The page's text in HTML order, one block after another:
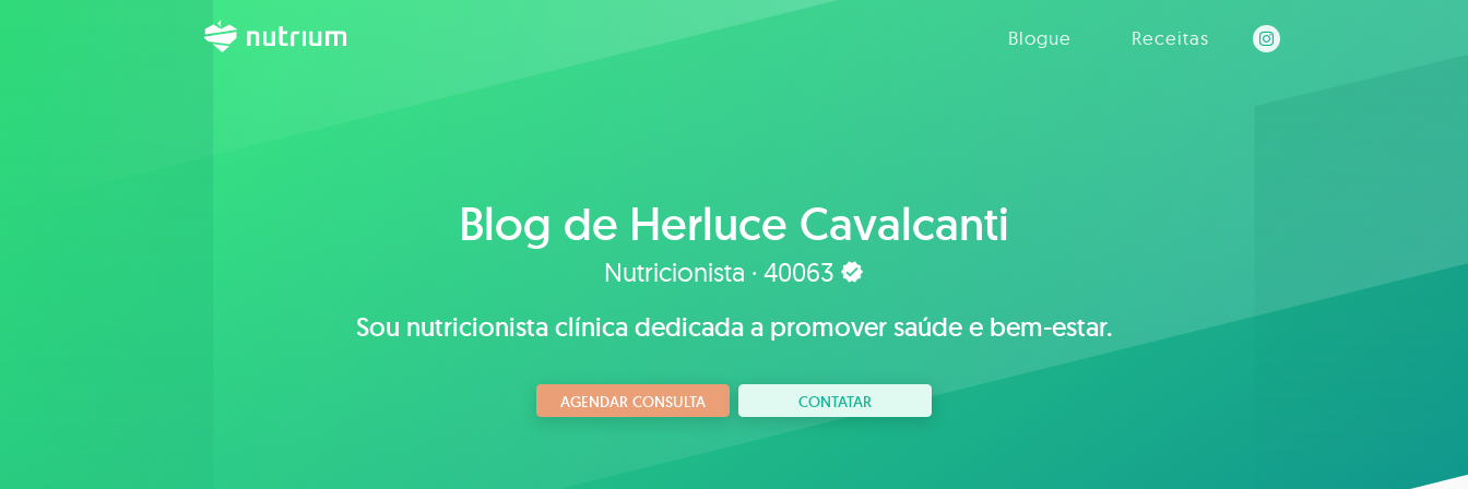
Blogue Receitas
Blog de Herluce Cavalcanti
Nutricionista · 40063
Sou nutricionista clínica dedicada a promover saúde e bem-estar.
AGENDAR CONSULTA CONTATAR